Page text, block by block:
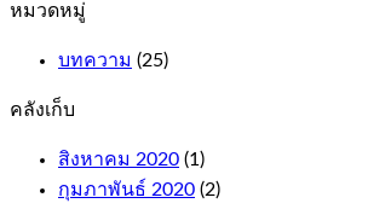
หมวดหมู่
บทความ (25)
คลังเก็บ
สิงหาคม 2020 (1)
กุมภาพันธ์ 2020 (2)